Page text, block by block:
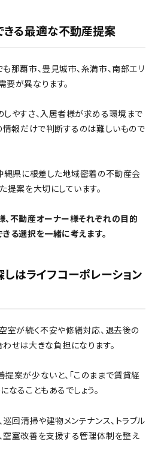
きる最適な不動産提案
那覇市、豊見城市、糸満市、南部エリ
が異なります。
やすさ、入居者様が求める環境まで
情報だけで判断するのは難しいもので
縄県に根差した地域密着の不動産会
提案を大切にしています。
不動産オーナー様それぞれの目的
る選択を一緒に考えます。
はライフコーポレーション
室が続く不安や修繕対応、退去後の
せは大きな負担になります。
案が少ないと、「このままで賃貸経
なることもあるでしょう。
巡回清掃や建物メンテナンス、トラブル
空室改善を支援する管理体制を整え